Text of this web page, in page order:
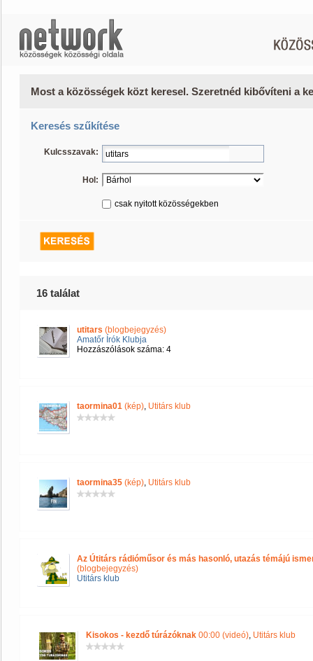
Most a közösségek közt keresel. Szeretnéd kibővíteni a
Keresés szűkítése
Kulcsszavak:
Hol:
csak nyitott közösségekben
16 találat
utitars (blogbejegyzés)
Amatőr Írók Klubja
Hozzászólások száma: 4
taormina01 (kép), Utitárs klub
taormina35 (kép), Utitárs klub
Az Útitárs rádióműsor és más hasonló, utazás témájú
(blogbejegyzés)
Utitárs klub
Kisokos - kezdő túrázóknak 00:00 (videó), Utitárs klub